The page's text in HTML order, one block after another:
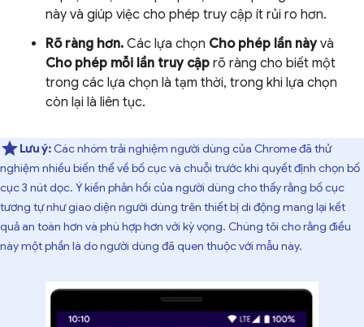
này và giúp việc cho phép truy cập ít rủi ro hơn.
Rõ ràng hơn. Các lựa chọn Cho phép lần nàyvà
Cho phép mỗi lần truy cập rõ ràng cho biết một
trong các lựa chọn là tạm thời, trong khi lựa chọn
còn lại là liên tục.
Lưu ý: Các nhóm trải nghiệm người dùng của Chrome đã thử
nghiệm nhiều biến thể về bố cục và chuỗi trước khi quyết định chọn bố
cục 3 nút dọc. Ý kiến phản hồi của người dùng cho thấy rằng bố cục
tương tự như giao diện người dùng trên thiết bị di động mang lại kết
quả an toàn hơn và phù hợp hơn với kỳ vọng. Chúng tôi cho rằng điều
này một phần là do người dùng đã quen thuộc với mẫu này.